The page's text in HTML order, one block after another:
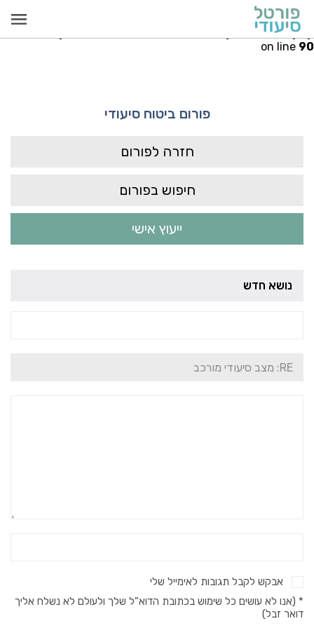
: Invalid argument supplied for foreach() in
public_html/src/models/PayCallModel.php
on line 90
פורום ביטוח סיעודי
חזרה לפורום
חיפוש בפורום
ייעוץ אישי
נושא חדש
אבקש לקבל תגובות לאימייל שלי
* (אנו לא עושים כל שימוש בכתובת הדוא"ל שלך ולעולם לא נשלח אליך
דואר זבל)